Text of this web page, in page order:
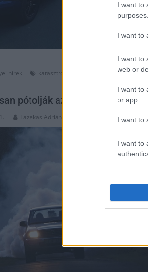
I want to
purposes.
I want to
I want to
web or
I want to
or app.
I want to
I want to
hírek katasztrófavédelem szúnyog,
pótolják az időjárás miatt
Fazekas Adrián